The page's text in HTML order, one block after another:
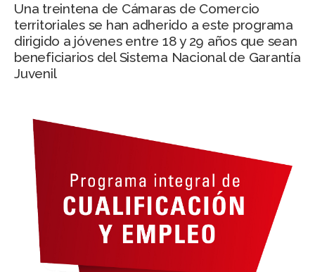
Una treintena de Cámaras de Comercio
territoriales se han adherido a este programa
dirigido a jóvenes entre 18 y 29 años que sean
beneficiarios del Sistema Nacional de Garantía
Juvenil